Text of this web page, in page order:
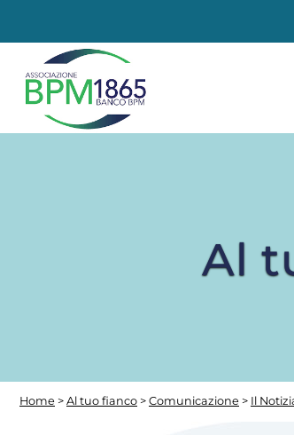
Al
Home > Al tuo fianco > Comunicazione > Il